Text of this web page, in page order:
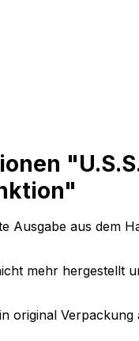
Ausgabe aus dem
mehr hergestellt
original Verpackung